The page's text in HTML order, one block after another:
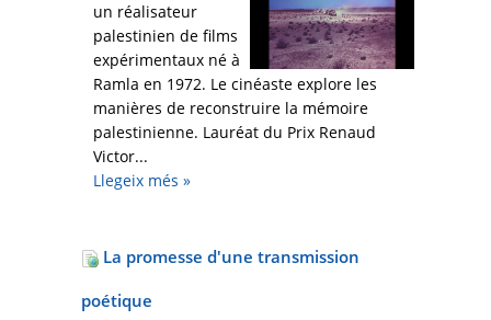
un réalisateur
palestinien de films
expérimentaux né à
Ramla en 1972. Le cinéaste explore les
manières de reconstruire la mémoire
palestinienne. Lauréat du Prix Renaud
Victor...
Llegeix més »
La promesse d'une transmission
poétique